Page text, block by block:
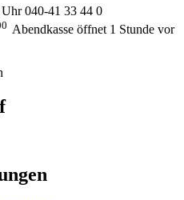
Uhr 040-41 33 44 0
Abendkasse öffnet 1 Stunde vor